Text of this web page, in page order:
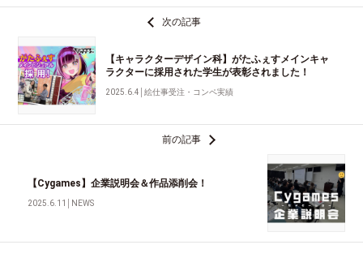
次の記事
【キャラクターデザイン科】がたふぇすメインキャ
ラクターに採用された学生が表彰されました！
2025.6.4 │絵仕事受注・コンペ実績
前の記事
【Cygames】企業説明会＆作品添削会！
2025.6.11 NEWS